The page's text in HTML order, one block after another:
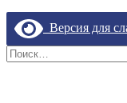
Версия для
Найти: